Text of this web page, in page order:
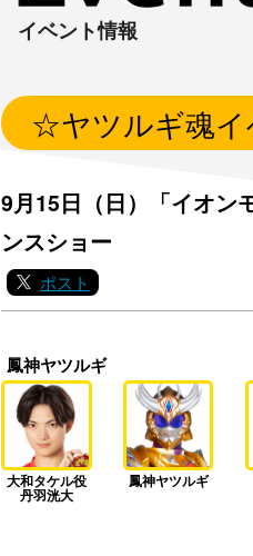
イベント情報
☆ヤツルギ魂イ
9月15日（日）「イオン
ンスショー
ポスト
鳳神ヤツルギ
大和タケル役
丹羽洸大
鳳神ヤツルギ